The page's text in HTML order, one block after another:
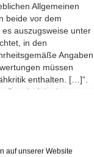
auf unserer Website
Allgemeinen
beide vor dem
auszugsweise unter
in den
Angaben
müssen
enthalten. […]“.
Geschäft in dem von
des Verkäufers mit
zusteht. Wenn